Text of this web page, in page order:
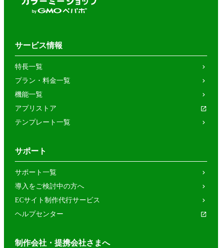
サービス情報
特長一覧
プラン・料金一覧
機能一覧
アプリストア
テンプレート一覧
サポート
サポート一覧
導入をご検討中の方へ
ECサイト制作代行サービス
ヘルプセンター
制作会社・提携会社さまへ